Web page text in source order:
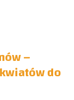
–
do